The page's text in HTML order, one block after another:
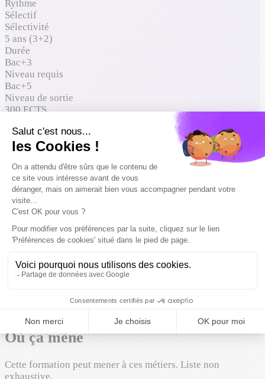
Rythme
Sélectif
Sélectivité
5 ans (3+2)
Durée
Bac+3
Niveau requis
Bac+5
Niveau de sortie
300 ECTS
À qui ça s'adresse
Où ça mène
Comment entrer
Reconnaissance du diplôme
Formations proches à comparer
À qui ça s'adresse
Options conseillées
Section européenne / DNL
Où ça mène
Cette formation peut mener à ces métiers. Liste non
exhaustive.